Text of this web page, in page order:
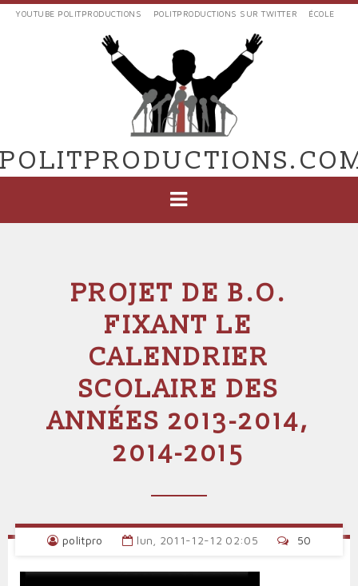
Aller
EXTERNES
POLIT'PRODUCTIONS
YOUTUBE POLITPRODUCTIONS POLITPRODUCTIONS SUR TWITTER ÉCOLE
PROJET DE B.O.
FIXANT LE
CALENDRIER
SCOLAIRE DES
ANNÉES 2013-2014,
2014-2015
politpro lun, 2011-12-12 02:05 50